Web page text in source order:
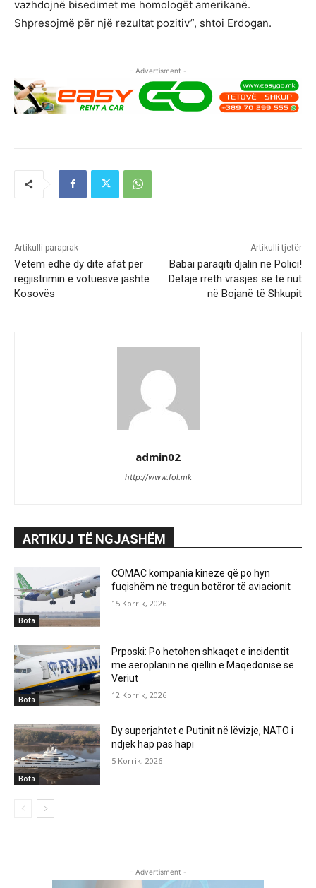
vazhdojnë bisedimet me homologët amerikanë.
Shpresojmë për një rezultat pozitiv”, shtoi Erdogan.
- Advertisment -
Artikulli paraprak
Vetëm edhe dy ditë afat për
regjistrimin e votuesve jashtë
Kosovës
Artikulli tjetër
Babai paraqiti djalin në Polici!
Detaje rreth vrasjes së të riut
në Bojanë të Shkupit
admin02
http://www.fol.mk
ARTIKUJ TË NGJASHËM
Bota
COMAC kompania kineze që po hyn
fuqishëm në tregun botëror të aviacionit
15 Korrik, 2026
Bota
Prposki: Po hetohen shkaqet e incidentit
me aeroplanin në qiellin e Maqedonisë së
Veriut
12 Korrik, 2026
Bota
Dy superjahtet e Putinit në lëvizje, NATO i
ndjek hap pas hapi
5 Korrik, 2026
- Advertisment -